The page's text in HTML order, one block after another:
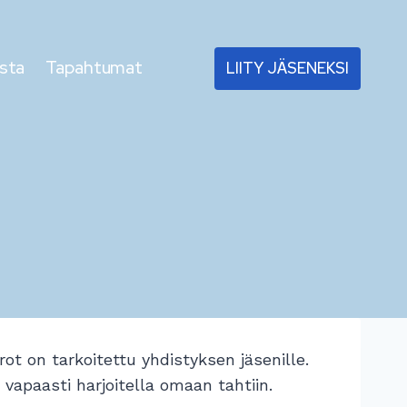
Tapahtumat LIITY JÄSENEKSI
on tarkoitettu yhdistyksen jäsenille.
harjoitella omaan tahtiin.